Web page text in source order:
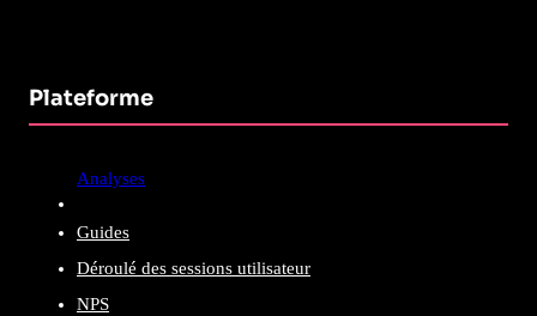
Plateforme
Analyses
Guides
Déroulé des sessions utilisateur
NPS